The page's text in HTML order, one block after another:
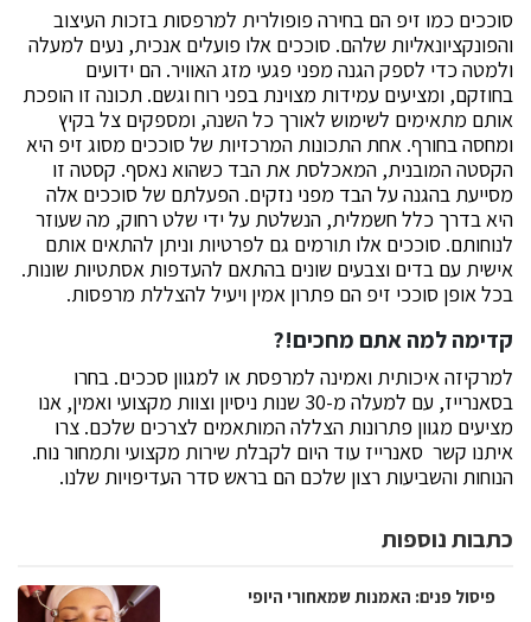
סוככים כמו זיפ הם בחירה פופולרית למרפסות בזכות העיצוב
והפונקציונאליות שלהם. סוככים אלו פועלים אנכית, נעים למעלה
ולמטה כדי לספק הגנה מפני פגעי מזג האוויר. הם ידועים
בחוזקם, ומציעים עמידות מצוינת בפני רוח וגשם. תכונה זו הופכת
אותם מתאימים לשימוש לאורך כל השנה, ומספקים צל בקיץ
ומחסה בחורף. אחת התכונות המרכזיות של סוככים מסוג זיפ היא
הקסטה המובנית, המאכלסת את הבד כשהוא נאסף. קסטה זו
מסייעת בהגנה על הבד מפני נזקים. הפעלתם של סוככים אלה
היא בדרך כלל חשמלית, הנשלטת על ידי שלט רחוק, מה שעוזר
לנוחותם. סוככים אלו תורמים גם לפרטיות וניתן להתאים אותם
אישית עם בדים וצבעים שונים בהתאם להעדפות אסתטיות שונות.
בכל אופן סוככי זיפ הם פתרון אמין ויעיל להצללת מרפסות.
קדימה למה אתם מחכים!?
למרקיזה איכותית ואמינה למרפסת או למגוון סככים. בחרו
בסאנרייז, עם למעלה מ-30 שנות ניסיון וצוות מקצועי ואמין, אנו
מציעים מגוון פתרונות הצללה המותאמים לצרכים שלכם. צרו
איתנו קשר סאנרייז עוד היום לקבלת שירות מקצועי ותמחור נוח.
הנוחות והשביעות רצון שלכם הם בראש סדר העדיפויות שלנו.
כתבות נוספות
פיסול פנים: האמנות שמאחורי היופי